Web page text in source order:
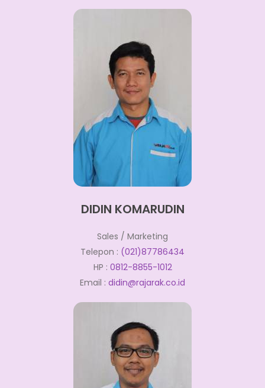
DIDIN KOMARUDIN
Sales / Marketing
Telepon : (021)87786434
HP : 0812-8855-1012
Email : didin@rajarak.co.id